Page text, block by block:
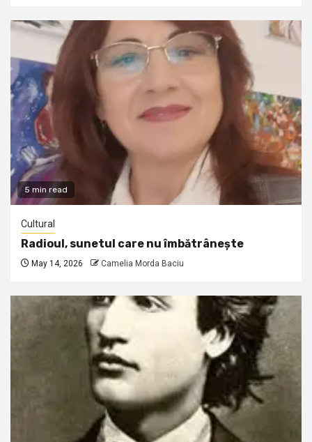
5 min read
Cultural
Radioul, sunetul care nu îmbătrânește
May 14, 2026 Camelia Morda Baciu